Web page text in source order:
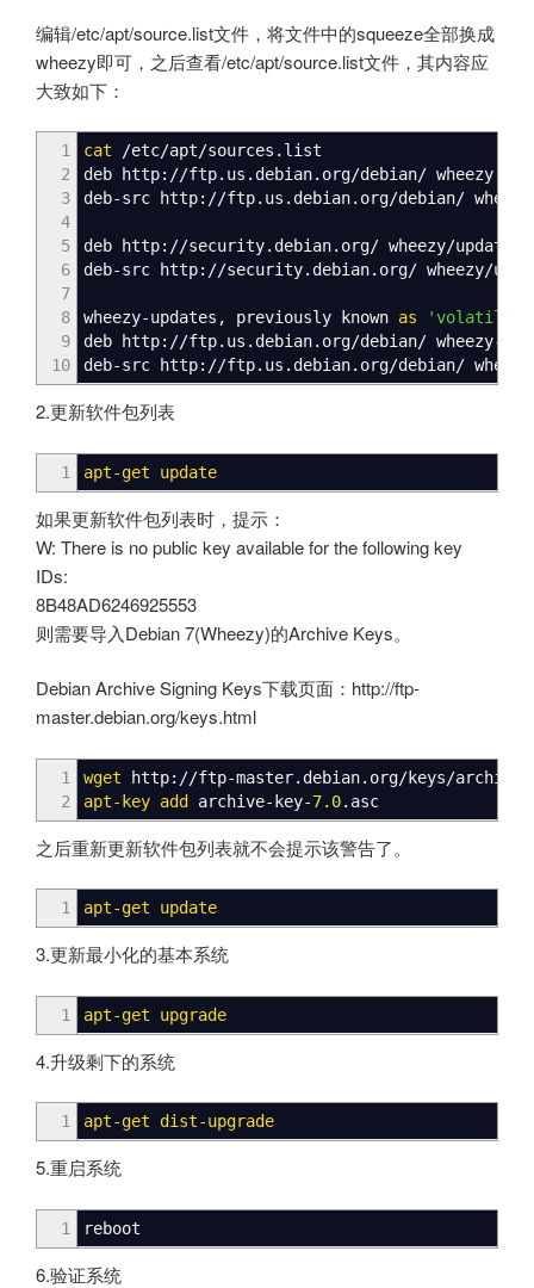
编辑/etc/apt/source.list文件，将文件中的squeeze全部换成
wheezy即可，之后查看/etc/apt/source.list文件，其内容应
大致如下：
1
2
3
4
5
6
7
8
9
10
cat /etc/apt/sources.list
deb http: //ftp.us.debian.org/debian/ wheezy
deb-src http: //ftp.us.debian.org/debian/
deb http: //security.debian.org/ wheezy/updates
deb-src http: //security.debian.org/ wheezy/
wheezy-updates, previously known as
'volatile'
deb http: //ftp.us.debian.org/debian/ wheezy-
deb-src http: //ftp.us.debian.org/debian/
2.更新软件包列表
1 apt-get update
如果更新软件包列表时，提示：
W: There is no public key available for the following key
IDs:
8B48AD6246925553
则需要导入Debian 7(Wheezy)的Archive Keys。
Debian Archive Signing Keys下载页面：http://ftp-
master.debian.org/keys.html
1
2
wget http: //ftp-master.debian.org/keys/
apt-key add
archive-key-7.0.asc
之后重新更新软件包列表就不会提示该警告了。
1 apt-get update
3.更新最小化的基本系统
1 apt-get upgrade
4.升级剩下的系统
1 apt-get dist-upgrade
5.重启系统
1 reboot
6.验证系统